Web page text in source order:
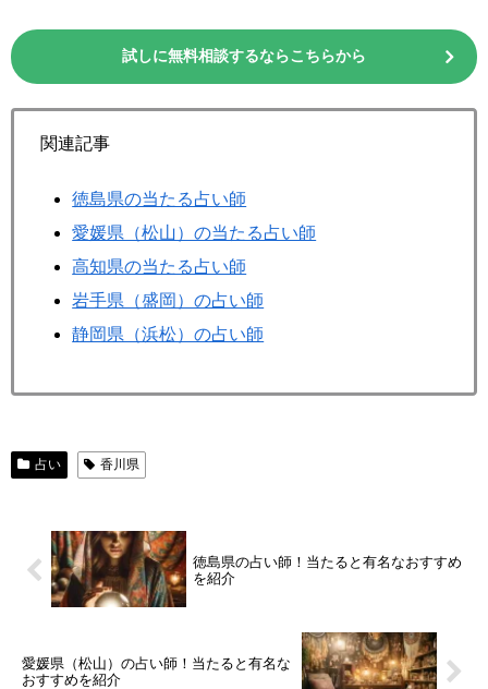
試しに無料相談するならこちらから
関連記事
徳島県の当たる占い師
愛媛県（松山）の当たる占い師
高知県の当たる占い師
岩手県（盛岡）の占い師
静岡県（浜松）の占い師
占い 香川県
徳島県の占い師！当たると有名なおすすめ
を紹介
愛媛県（松山）の占い師！当たると有名な
おすすめを紹介